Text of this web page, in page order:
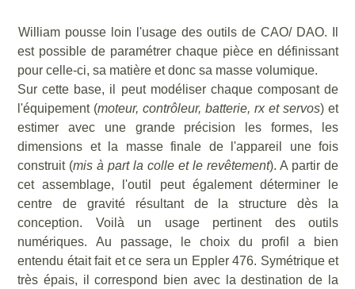
William pousse loin l'usage des outils de CAO/ DAO. Il
est possible de paramétrer chaque pièce en définissant
pour celle-ci, sa matière et donc sa masse volumique.
Sur cette base, il peut modéliser chaque composant de
l'équipement (moteur, contrôleur, batterie, rx et servos) et
estimer avec une grande précision les formes, les
dimensions et la masse finale de l'appareil une fois
construit (mis à part la colle et le revêtement). A partir de
cet assemblage, l'outil peut également déterminer le
centre de gravité résultant de la structure dès la
conception. Voilà un usage pertinent des outils
numériques. Au passage, le choix du profil a bien
entendu était fait et ce sera un Eppler 476. Symétrique et
très épais, il correspond bien avec la destination de la